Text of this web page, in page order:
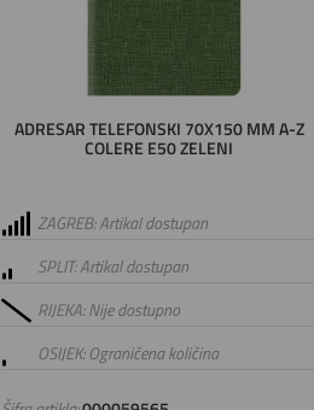
ADRESAR TELEFONSKI 70X150 MM A-Z
COLERE E50 ZELENI
ZAGREB: Artikal dostupan
SPLIT: Artikal dostupan
RIJEKA: Nije dostupno
OSIJEK: Ograničena količina